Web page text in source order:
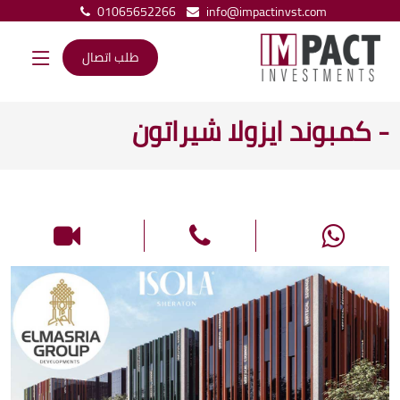
01065652266
info@impactinvst.com
طلب اتصال
- كمبوند ايزولا شيراتون